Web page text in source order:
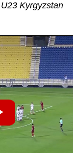
Kyrgyzstan